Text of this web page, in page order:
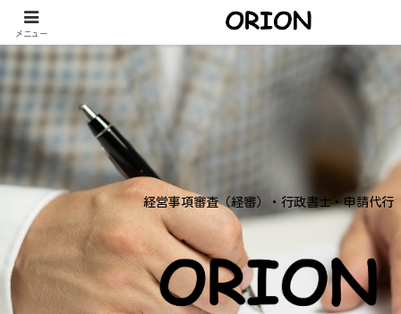
経営事項審査（経審）・行政書士・申請代行
メニュー